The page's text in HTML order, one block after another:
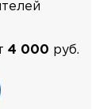
4 000 руб.